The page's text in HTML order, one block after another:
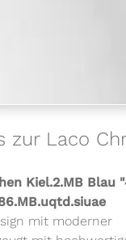
zur Laco
Kiel.2.MB Blau
mit moderner